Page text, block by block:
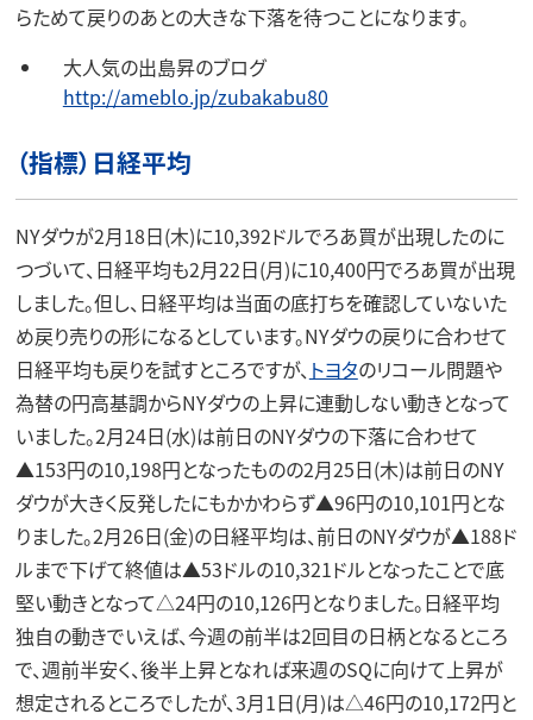
らためて戻りのあとの大きな下落を待つことになります。
大人気の出島昇のブログ
http://ameblo.jp/zubakabu80
（指標）日経平均
NYダウが2月18日(木)に10,392ドルでろあ買が出現したのに
つづいて、日経平均も2月22日(月)に10,400円でろあ買が出現
しました。但し、日経平均は当面の底打ちを確認していないた
め戻り売りの形になるとしています。NYダウの戻りに合わせて
日経平均も戻りを試すところですが、 トヨタのリコール問題や
為替の円高基調からNYダウの上昇に連動しない動きとなって
いました。2月24日(水)は前日のNYダウの下落に合わせて
▲153円の10,198円となったものの2月25日(木)は前日のNY
ダウが大きく反発したにもかかわらず▲96円の10,101円とな
りました。2月26日(金)の日経平均は、前日のNYダウが▲188ド
ルまで下げて終値は▲53ドルの10,321ドルとなったことで底
堅い動きとなって△24円の10,126円となりました。日経平均
独自の動きでいえば、今週の前半は2回目の日柄となるところ
で、週前半安く、後半上昇となれば来週のSQに向けて上昇が
想定されるところでしたが、3月1日(月)は△46円の10,172円と